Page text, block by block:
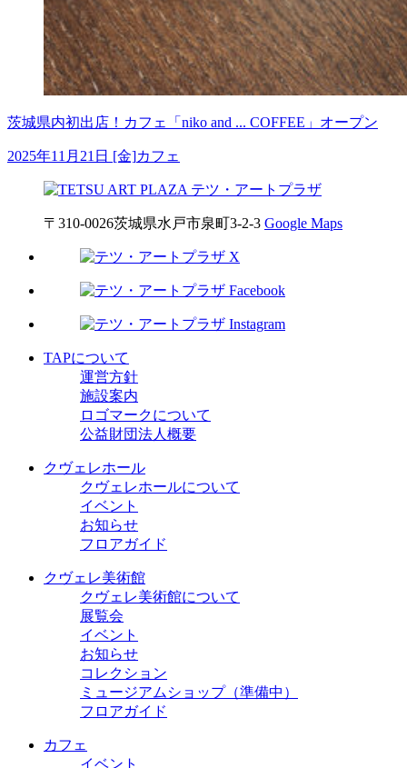
茨城県内初出店！カフェ「niko and ... COFFEE」オープン
2025年11月21日 [金]カフェ
〒310-0026茨城県水戸市泉町3-2-3 Google Maps
TAPについて
運営方針
施設案内
ロゴマークについて
公益財団法人概要
クヴェレホール
クヴェレホールについて
イベント
お知らせ
フロアガイド
クヴェレ美術館
クヴェレ美術館について
展覧会
イベント
お知らせ
コレクション
ミュージアムショップ（準備中）
フロアガイド
カフェ
イベント